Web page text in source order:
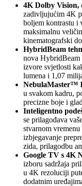
4K Dolby Vision,
zadivljujućim 4K
boljem kontrastu i
maksimalnu
kinematografski
HybridBeam
nova
izvore svjetlosti
lumena i 1,07
NebulaMaster™
u svakom kadru,
precizne boje i
Inteligentno
se prilagođava
stvarnom
izbjegavanje
zida, prilagodbu
Google TV s 4K
izboru sadržaja
u 4K rezoluciji
dodatnim